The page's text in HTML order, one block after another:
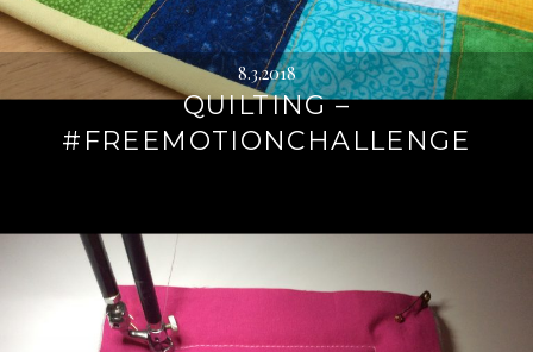
8.3.2018
QUILTING –
#FREEMOTIONCHALLENGE